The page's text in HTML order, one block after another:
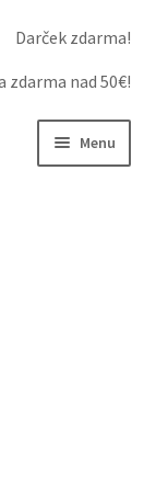
Darček zdarma!
zdarma nad 50€!
Menu